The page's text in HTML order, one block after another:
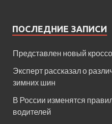
ПОСЛЕДНИЕ ЗАПИСИ
Представлен новый
Эксперт рассказал о
зимних шин
В России изменятся
водителей